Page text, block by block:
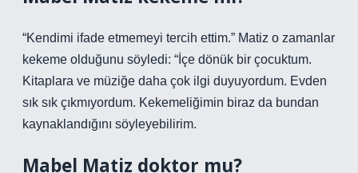
“Kendimi ifade etmemeyi tercih ettim.” Matiz o zamanlar
kekeme olduğunu söyledi: “İçe dönük bir çocuktum.
Kitaplara ve müziğe daha çok ilgi duyuyordum. Evden
sık sık çıkmıyordum. Kekemeliğimin biraz da bundan
kaynaklandığını söyleyebilirim.
Mabel Matiz doktor mu?